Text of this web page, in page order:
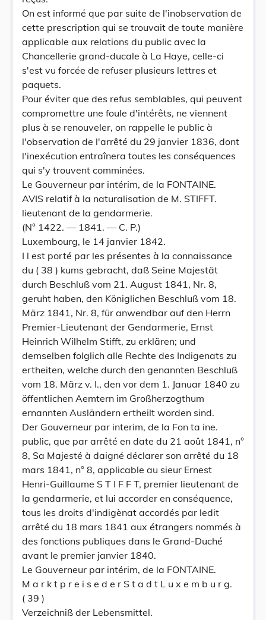
On est informé que par suite de l'inobservation de
cette prescription qui se trouvait de toute manière
applicable aux relations du public avec la
Chancellerie grand-ducale à La Haye, celle-ci
s'est vu forcée de refuser plusieurs lettres et
paquets.
Pour éviter que des refus semblables, qui peuvent
compromettre une foule d'intérêts, ne viennent
plus à se renouveler, on rappelle le public à
l'observation de l'arrêté du 29 janvier 1836, dont
l'inexécution entraînera toutes les conséquences
qui s'y trouvent comminées.
Le Gouverneur par intérim, de la FONTAINE.
AVIS relatif à la naturalisation de M. STIFFT.
lieutenant de la gendarmerie.
(N° 1422. — 1841. — C. P.)
Luxembourg, le 14 janvier 1842.
I l est porté par les présentes à la connaissance
du ( 38 ) kums gebracht, daß Seine Majestät
durch Beschluß vom 21. August 1841, Nr. 8,
geruht haben, den Königlichen Beschluß vom 18.
März 1841, Nr. 8, für anwendbar auf den Herrn
Premier-Lieutenant der Gendarmerie, Ernst
Heinrich Wilhelm Stifft, zu erklären; und
demselben folglich alle Rechte des Indigenats zu
ertheiten, welche durch den genannten Beschluß
vom 18. März v. I., den vor dem 1. Januar 1840 zu
öffentlichen Aemtern im Großherzogthum
ernannten Ausländern ertheilt worden sind.
Der Gouverneur par interim, de la Fon ta ine.
public, que par arrêté en date du 21 août 1841, n°
8, Sa Majesté à daigné déclarer son arrêté du 18
mars 1841, n° 8, applicable au sieur Ernest
Henri-Guillaume S T I F F T, premier lieutenant de
la gendarmerie, et lui accorder en conséquence,
tous les droits d'indigènat accordés par ledit
arrêté du 18 mars 1841 aux étrangers nommés à
des fonctions publiques dans le Grand-Duché
avant le premier janvier 1840.
Le Gouverneur par intérim, de la FONTAINE.
M a r k t p r e i s e d e r S t a d t L u x e m b u r g.
( 39 )
Verzeichniß der Lebensmittel.